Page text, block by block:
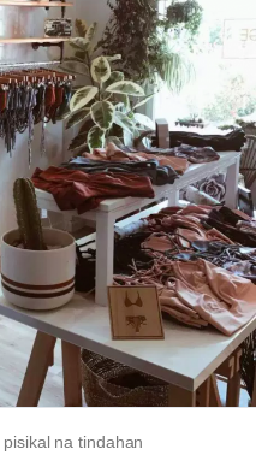
na tindahan